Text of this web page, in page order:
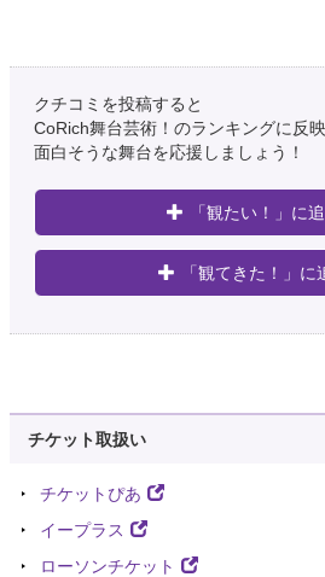
クチコミを投稿すると
CoRich舞台芸術！のランキングに反映
面白そうな舞台を応援しましょう！
「観たい！」に
「観てきた！」に
チケット取扱い
チケットぴあ
イープラス
ローソンチケット